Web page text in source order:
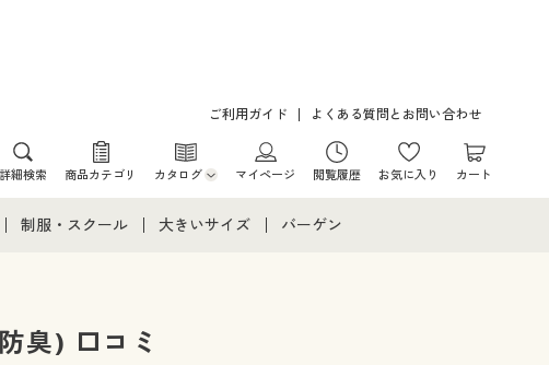
ご利用ガイド よくある質問とお問い合わせ
詳細検索 商品カテゴリ カタログ
カタログ・チラシからのご注文
マイページ 閲覧履歴 お気に入り カート
すべて
サプリメント
制服・スクール
制服・学生服
大きいサイズ バーゲン
臭) 口コミ